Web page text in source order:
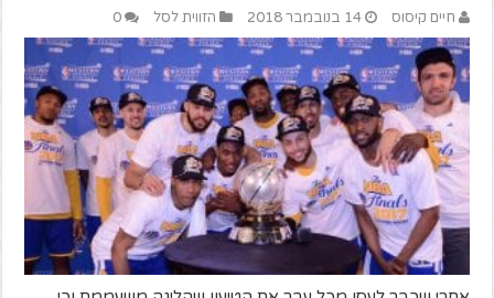
חיים קיסוס 14 בנובמבר 2018 הזווית לסל 0